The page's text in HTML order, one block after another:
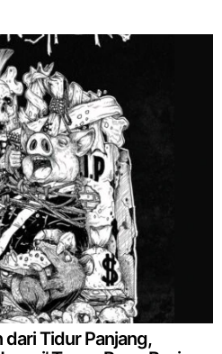
Tidur Panjang,